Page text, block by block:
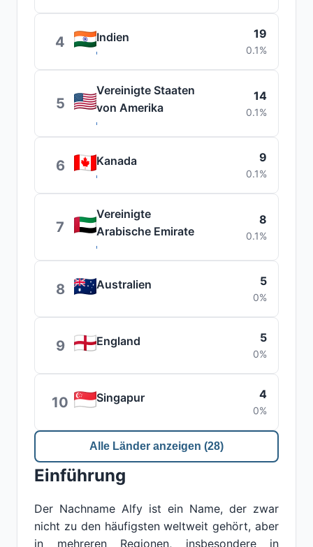
4 Indien 19
0.1%
5
Vereinigte Staaten
von Amerika
14
0.1%
6 Kanada 9
0.1%
7
Vereinigte
Arabische Emirate
8
0.1%
8 Australien 5
0%
9 England 5
0%
10 Singapur 4
0%
Alle Länder anzeigen (28)
Einführung
Der Nachname Alfy ist ein Name, der zwar
nicht zu den häufigsten weltweit gehört, aber
in mehreren Regionen, insbesondere in